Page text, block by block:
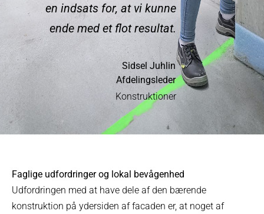
en indsats for, at vi kunne
ende med et flot resultat.
Sidsel Juhlin
Afdelingsleder
Konstruktioner
Faglige udfordringer og lokal bevågenhed
Udfordringen med at have dele af den bærende
konstruktion på ydersiden af facaden er, at noget af